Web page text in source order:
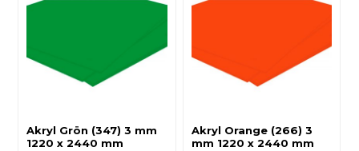
Akryl Grön (347) 3 mm
1220 x 2440 mm
Akryl Orange (266) 3
mm 1220 x 2440 mm